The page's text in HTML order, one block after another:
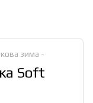
зима -
Soft